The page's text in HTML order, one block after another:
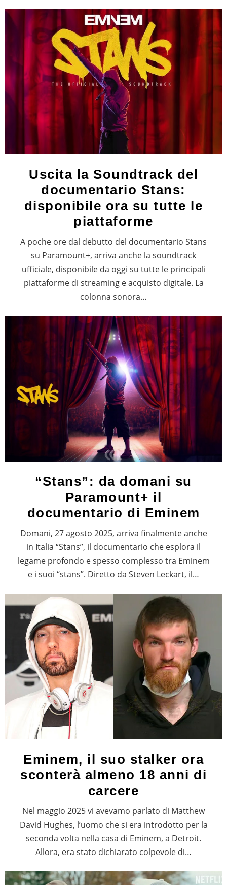
Uscita la Soundtrack del
documentario Stans:
disponibile ora su tutte le
piattaforme
A poche ore dal debutto del documentario Stans
su Paramount+, arriva anche la soundtrack
ufficiale, disponibile da oggi su tutte le principali
piattaforme di streaming e acquisto digitale. La
colonna sonora…
“Stans”: da domani su
Paramount+ il
documentario di Eminem
Domani, 27 agosto 2025, arriva finalmente anche
in Italia “Stans”, il documentario che esplora il
legame profondo e spesso complesso tra Eminem
e i suoi “stans”. Diretto da Steven Leckart, il…
Eminem, il suo stalker ora
sconterà almeno 18 anni di
carcere
Nel maggio 2025 vi avevamo parlato di Matthew
David Hughes, l’uomo che si era introdotto per la
seconda volta nella casa di Eminem, a Detroit.
Allora, era stato dichiarato colpevole di…